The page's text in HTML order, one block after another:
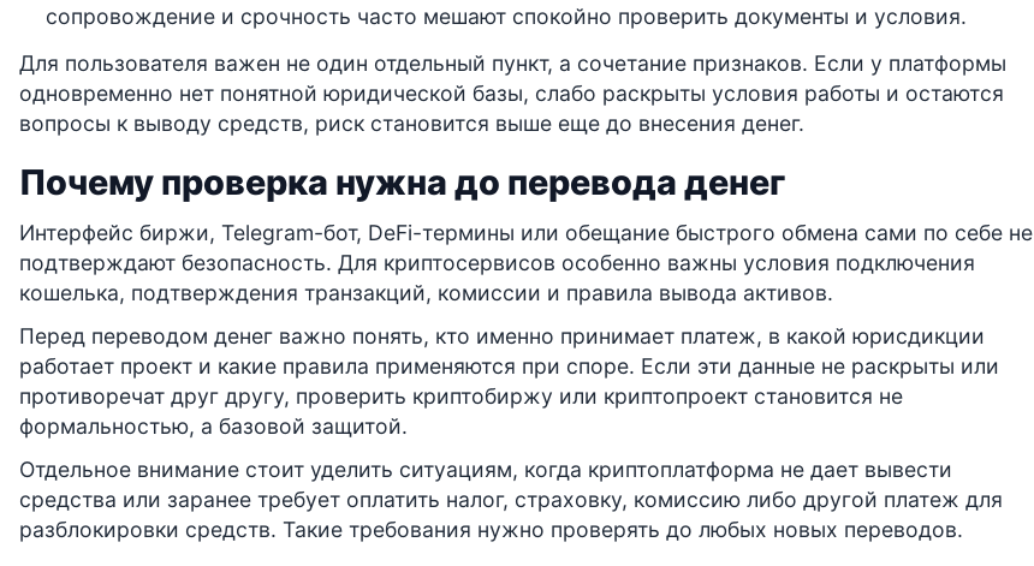
сопровождение и срочность часто мешают спокойно проверить документы и условия.
Для пользователя важен не один отдельный пункт, а сочетание признаков. Если у платформы
одновременно нет понятной юридической базы, слабо раскрыты условия работы и остаются
вопросы к выводу средств, риск становится выше еще до внесения денег.
Почему проверка нужна до перевода денег
Интерфейс биржи, Telegram-бот, DeFi-термины или обещание быстрого обмена сами по себе не
подтверждают безопасность. Для криптосервисов особенно важны условия подключения
кошелька, подтверждения транзакций, комиссии и правила вывода активов.
Перед переводом денег важно понять, кто именно принимает платеж, в какой юрисдикции
работает проект и какие правила применяются при споре. Если эти данные не раскрыты или
противоречат друг другу, проверить криптобиржу или криптопроект становится не
формальностью, а базовой защитой.
Отдельное внимание стоит уделить ситуациям, когда криптоплатформа не дает вывести
средства или заранее требует оплатить налог, страховку, комиссию либо другой платеж для
разблокировки средств. Такие требования нужно проверять до любых новых переводов.